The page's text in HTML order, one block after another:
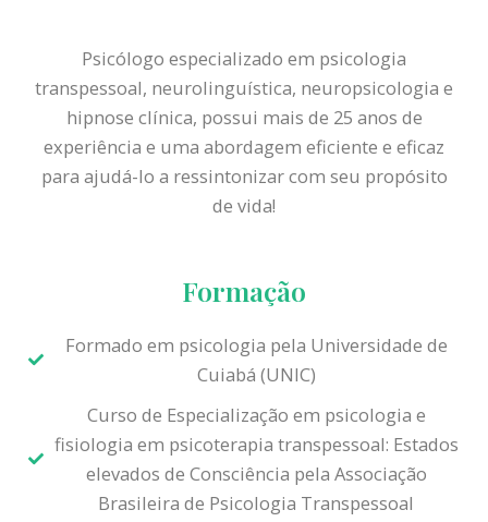
Psicólogo especializado em psicologia
transpessoal, neurolinguística, neuropsicologia e
hipnose clínica, possui mais de 25 anos de
experiência e uma abordagem eficiente e eficaz
para ajudá-lo a ressintonizar com seu propósito
de vida!
Formação
Formado em psicologia pela Universidade de
Cuiabá (UNIC)
Curso de Especialização em psicologia e
fisiologia em psicoterapia transpessoal: Estados
elevados de Consciência pela Associação
Brasileira de Psicologia Transpessoal